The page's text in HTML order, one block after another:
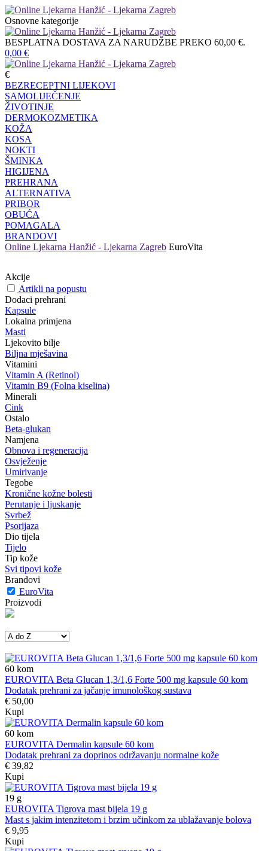
Osnovne kategorije
BESPLATNA DOSTAVA ZA NARUDŽBE PREKO 60,00 €.
0,00 €
€
BEZRECEPTNI LIJEKOVI
SAMOLIJEČENJE
ŽIVOTINJE
DERMOKOZMETIKA
KOŽA
KOSA
NOKTI
ŠMINKA
HIGIJENA
PREHRANA
ALTERNATIVA
PRIBOR
OBUĆA
POMAGALA
BRANDOVI
Online Ljekarna Hanžić - Ljekarna Zagreb EuroVita
Akcije
Artikli na popustu
Dodaci prehrani
Kapsule
Lokalna primjena
Masti
Ljekovito bilje
Biljna mješavina
Vitamini
Vitamin A (Retinol)
Vitamin B9 (Folna kiselina)
Minerali
Cink
Ostalo
Beta-glukan
Namjena
Obnova i regeneracija
Osvježenje
Umirivanje
Tegobe
Kronične kožne bolesti
Perutanje i ljuskanje
Svrbež
Psorijaza
Dio tijela
Tijelo
Tip kože
Svi tipovi kože
Brandovi
EuroVita
Proizvodi
60 kom
EUROVITA Beta Glucan 1,3/1,6 Forte 500 mg kapsule 60 kom
Dodatak prehrani za jačanje imunološkog sustava
€ 50,00
Kupi
60 kom
EUROVITA Dermalin kapsule 60 kom
Dodatak prehrani za doprinos održavanju normalne kože
€ 39,82
Kupi
19 g
EUROVITA Tigrova mast bijela 19 g
Mast s jakim intenzitetom i brzim učinkom za ublažavanje bolova
€ 9,95
Kupi